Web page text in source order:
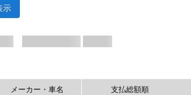
示
メーカー・車名 支払総額順